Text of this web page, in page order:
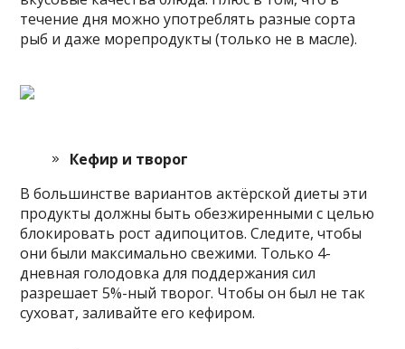
течение дня можно употреблять разные сорта
рыб и даже морепродукты (только не в масле).
Кефир и творог
В большинстве вариантов актёрской диеты эти
продукты должны быть обезжиренными с целью
блокировать рост адипоцитов. Следите, чтобы
они были максимально свежими. Только 4-
дневная голодовка для поддержания сил
разрешает 5%-ный творог. Чтобы он был не так
суховат, заливайте его кефиром.